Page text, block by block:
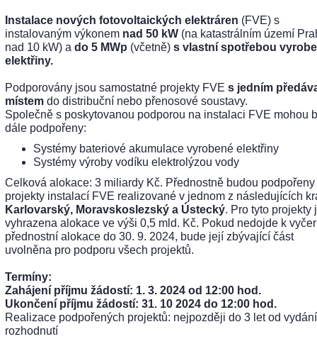
Instalace nových fotovoltaických elektráren (FVE) s
instalovaným výkonem nad 50 kW (na katastrálním území
nad 10 kW) a do 5 MWp (včetně) s vlastní spotřebou
elektřiny.
Podporovány jsou samostatné projekty FVE s jedním
místem do distribuční nebo přenosové soustavy.
Společně s poskytovanou podporou na instalaci FVE mohou
dále podpořeny:
Systémy bateriové akumulace vyrobené elektřiny
Systémy výroby vodíku elektrolýzou vody
Celková alokace: 3 miliardy Kč. Přednostně budou podpořeny
projekty instalací FVE realizované v jednom z následujících
Karlovarský, Moravskoslezský a Ústecký. Pro tyto projekty
vyhrazena alokace ve výši 0,5 mld. Kč. Pokud nedojde k
přednostní alokace do 30. 9. 2024, bude její zbývající část
uvolněna pro podporu všech projektů.
Termíny:
Zahájení příjmu žádostí: 1. 3. 2024 od 12:00 hod.
Ukončení příjmu žádostí: 31. 10 2024 do 12:00 hod.
Realizace podpořených projektů: nejpozději do 3 let od vydání
rozhodnutí